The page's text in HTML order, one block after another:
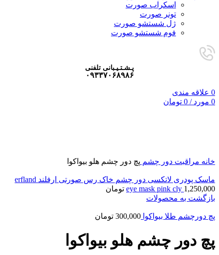
اسکراب صورت
تونر صورت
ژل شستشو صورت
فوم شستشو صورت
پـشـتـیـبانی تلفنی
۰۹۳۳۷۰۶۸۹۸۶
0 علاقه مندی
0 مورد /
0 تومان
خانه مراقبت دور چشم پچ دور چشم هلو بیواکوا
ماسک پودری لاتکسی دور چشم خاک رس صورتی ارفلند erfland
eye mask pink cly 1,250,000
تومان
بازگشت به محصولات
پچ دورچشم طلا بیواکوا 300,000 تومان
پچ دور چشم هلو بیواکوا